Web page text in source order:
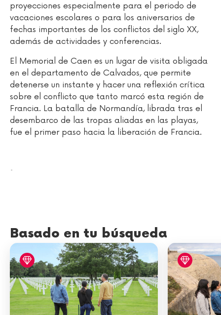
proyecciones especialmente para el periodo de
vacaciones escolares o para los aniversarios de
fechas importantes de los conflictos del siglo XX,
además de actividades y conferencias.
El Memorial de Caen es un lugar de visita obligada
en el departamento de Calvados, que permite
detenerse un instante y hacer una reflexión crítica
sobre el conflicto que tanto marcó esta región de
Francia. La batalla de Normandía, librada tras el
desembarco de las tropas aliadas en las playas,
fue el primer paso hacia la liberación de Francia.
.
Basado en tu búsqueda